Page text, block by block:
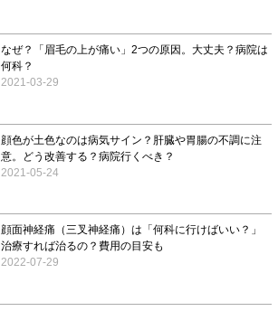
なぜ？「眉毛の上が痛い」2つの原因。大丈夫？病院は
何科？
2021-03-29
顔色が土色なのは病気サイン？肝臓や胃腸の不調に注
意。どう改善する？病院行くべき？
2021-05-24
顔面神経痛（三叉神経痛）は「何科に行けばいい？」
治療すれば治るの？費用の目安も
2022-07-29